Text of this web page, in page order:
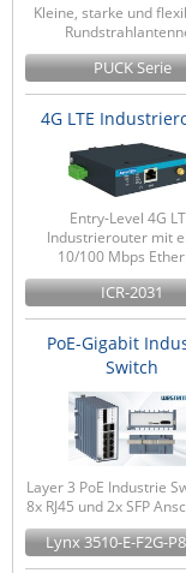
Kleine, starke und
PUCK Serie
4G LTE
Entry-Level 4G
Industrierouter mit
10/100 Mbps
ICR-2031
PoE-Gigabit
Switch
Layer 3 PoE Industrie
8x RJ45 und 2x SFP
Lynx 3510-E-F2G-